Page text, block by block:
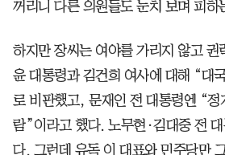
꺼리니 다른 의원들도 눈치 보며 피하
하지만 장씨는 여야를 가리지 않고 권
윤 대통령과 김건희 여사에 대해 “대
로 비판했고, 문재인 전 대통령엔 “정
람”이라고 했다. 노무현·김대중 전
다. 그런데 유독 이 대표와 민주당만